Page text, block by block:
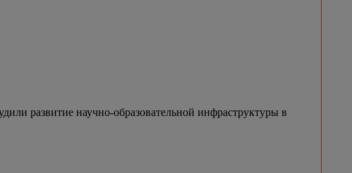
развитие научно-образовательной инфраструктуры в